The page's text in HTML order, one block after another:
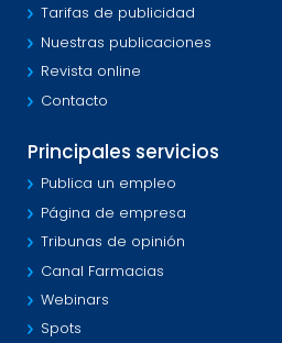
Tarifas de publicidad
Nuestras publicaciones
Revista online
Contacto
Principales servicios
Publica un empleo
Página de empresa
Tribunas de opinión
Canal Farmacias
Webinars
Spots